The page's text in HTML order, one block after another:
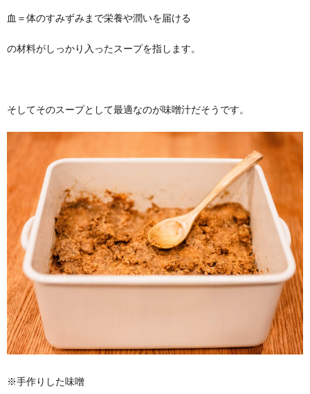
血＝体のすみずみまで栄養や潤いを届ける
の材料がしっかり入ったスープを指します。
そしてそのスープとして最適なのが味噌汁だそうです。
※手作りした味噌